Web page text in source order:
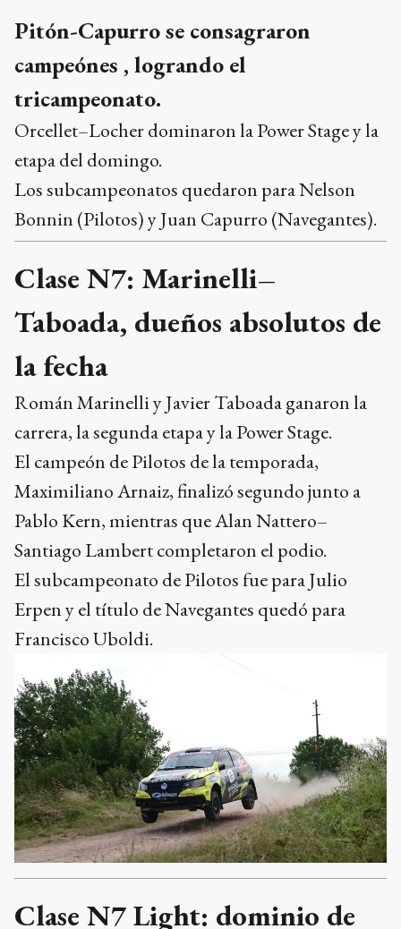
Pitón-Capurro se consagraron
campeónes , logrando el
tricampeonato.
Orcellet–Locher dominaron la Power Stage y la
etapa del domingo.
Los subcampeonatos quedaron para Nelson
Bonnin (Pilotos) y Juan Capurro (Navegantes).
Clase N7: Marinelli–
Taboada, dueños absolutos de
la fecha
Román Marinelli y Javier Taboada ganaron la
carrera, la segunda etapa y la Power Stage.
El campeón de Pilotos de la temporada,
Maximiliano Arnaiz, finalizó segundo junto a
Pablo Kern, mientras que Alan Nattero–
Santiago Lambert completaron el podio.
El subcampeonato de Pilotos fue para Julio
Erpen y el título de Navegantes quedó para
Francisco Uboldi.
Clase N7 Light: dominio de